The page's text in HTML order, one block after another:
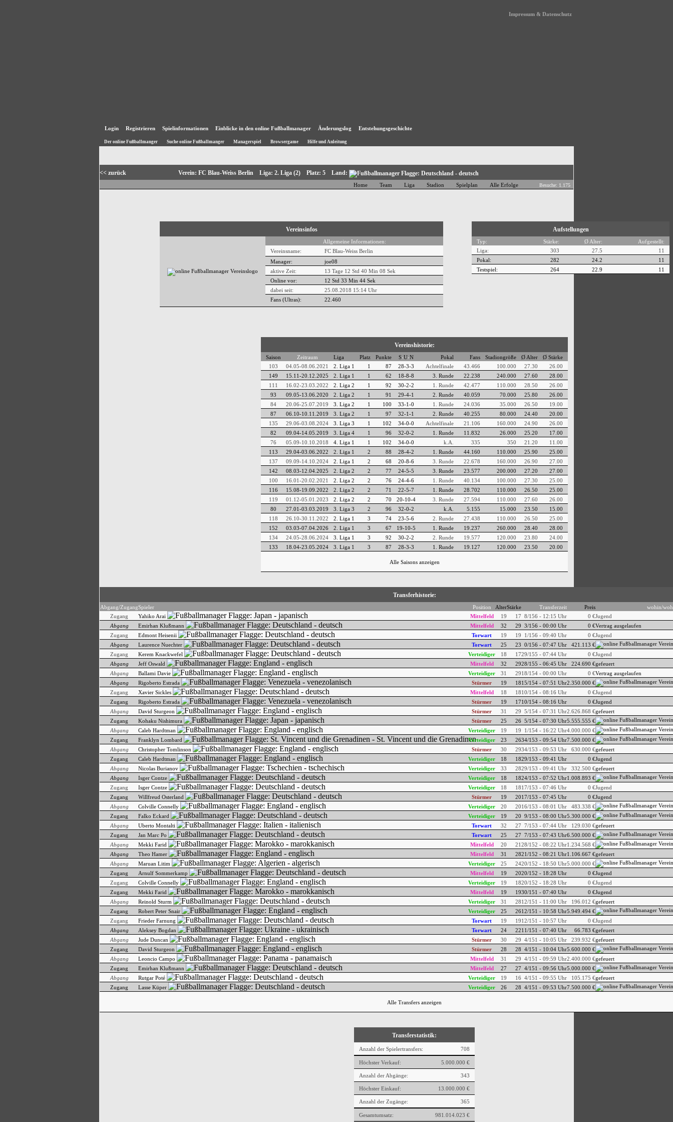
Impressum & Datenschutz
Login Registrieren Spielinformationen Einblicke in den online Fußballmanager Änderungslog Entstehungsgeschichte
Der online Fußballmanger Suche online Fußballmanger Managerspiel Browsergame Hilfe und Anleitung
<< zurück Verein: FC Blau-Weiss Berlin Liga: 2. Liga (2) Platz: 5 Land:
Home Team Liga Stadion Spielplan Alle Erfolge Besuche: 1.175
Vereinsinfos
Allgemeine Informationen:
Vereinsname:
FC Blau-Weiss Berlin
Manager:
joe08
aktive Zeit:
13 Tage 12 Std 40 Min 08 Sek
Online vor:
12 Std 33 Min 45 Sek
dabei seit:
25.08.2018 15:14 Uhr
Fans (Ultras):
22.460
Aufstellungen
Typ: Stärke: Ø Alter:
Aufgestellt:
Liga:
303 27.5
11
Pokal:
282 24.2
11
Testspiel:
264 22.9 11
Vereinshistorie:
Saison Zeitraum Liga Platz Punkte S-U-N Pokal Fans Stadiongröße Ø Alter
Ø Stärke
103
04.05-08.06.2021 2. Liga 1 1 87 28-3-3 Achtelfinale 43.466 100.000 27.30
26.00
149
15.11-20.12.2025 2. Liga 1 1 62 18-8-8 3. Runde 22.238 240.000 27.60
28.00
111
16.02-23.03.2022 2. Liga 2 1 92 30-2-2 1. Runde 42.477 110.000 28.50
26.00
93
09.05-13.06.2020 2. Liga 2 1 91 29-4-1 2. Runde 40.059 70.000 25.80
26.00
84
20.06-25.07.2019 3. Liga 2 1 100 33-1-0 1. Runde 24.036 35.000 26.50
19.00
87
06.10-10.11.2019 3. Liga 2 1 97 32-1-1 2. Runde 40.255 80.000 24.40
20.00
135
29.06-03.08.2024 3. Liga 3 1 102 34-0-0 Achtelfinale 21.106 160.000 24.90
26.00
82
09.04-14.05.2019 3. Liga 4 1 96 32-0-2 1. Runde 11.832 26.000 25.20
17.00
76
05.09-10.10.2018 4. Liga 1 1 102 34-0-0 k.A. 335 350 21.20
11.00
113
29.04-03.06.2022 2. Liga 1 2 88 28-4-2 1. Runde 44.160 110.000 25.90
25.00
137
09.09-14.10.2024 2. Liga 1 2 68 20-8-6 3. Runde 22.678 160.000 26.90
27.00
142
08.03-12.04.2025 2. Liga 2 2 77 24-5-5 3. Runde 23.577 200.000 27.20
27.00
100
16.01-20.02.2021 2. Liga 2 2 76 24-4-6 1. Runde 40.134 100.000 27.30
25.00
116
15.08-19.09.2022 2. Liga 2 2 71 22-5-7 1. Runde 28.702 110.000 26.50
25.00
119
01.12-05.01.2023 2. Liga 2 2 70 20-10-4 3. Runde 27.594 110.000 27.60
26.00
80
27.01-03.03.2019 3. Liga 3 2 96 32-0-2 k.A. 5.155 15.000 23.50
15.00
118
26.10-30.11.2022 2. Liga 1 3 74 23-5-6 2. Runde 27.438 110.000 26.50
25.00
152
03.03-07.04.2026 2. Liga 1 3 67 19-10-5 1. Runde 19.237 260.000 28.40
28.00
134
24.05-28.06.2024 3. Liga 1 3 92 30-2-2 2. Runde 19.577 120.000 23.80
24.00
133
18.04-23.05.2024 3. Liga 1 3 87 28-3-3 1. Runde 19.127 120.000 23.50 20.00
Alle Saisons anzeigen
Transferhistorie:
Abgang/ZugangSpieler Position AlterStärke Transferzeit Preis
wohin/
Zugang
Yahiko Arai Mittelfeld 19 17 8/156 - 12:15 Uhr 0 €Jugend
Abgang
Emirhan Klußmann Mittelfeld 32 29 3/156 - 00:00 Uhr 0 €Vertrag ausgelaufen
Zugang
Edmont Heisenii Torwart 19 19 1/156 - 09:40 Uhr 0 €Jugend
Abgang
Laurence Nuechter Torwart 25 23 0/156 - 07:47 Uhr
421.113 €
Zugang
Kerem Knackwefel Verteidiger 18 1729/155 - 07:44 Uhr 0 €Jugend
Abgang
Jeff Oswald Mittelfeld 32 2928/155 - 06:45 Uhr 224.690 €gefeuert
Abgang
Ballami Davie Verteidiger 31 2918/154 - 00:00 Uhr 0 €Vertrag ausgelaufen
Abgang
Rigoberto Estrada Stürmer 19 1815/154 - 07:51 Uhr2.350.000 €
Zugang
Xavier Sickles Mittelfeld 18 1810/154 - 08:16 Uhr 0 €Jugend
Zugang
Rigoberto Estrada Stürmer 19 1710/154 - 08:16 Uhr 0 €Jugend
Abgang
David Sturgeon Stürmer 31 29 5/154 - 07:31 Uhr2.626.868 €gefeuert
Zugang
Kohaku Nishimura Stürmer 25 26 5/154 - 07:30 Uhr5.555.555 €
Abgang
Caleb Hardtman Verteidiger 19 19 1/154 - 16:22 Uhr4.000.000 €
Zugang
Franklyn Lombard Verteidiger 23 2634/153 - 09:54 Uhr7.500.000 €
Abgang
Christopher Tomlinson Stürmer 30 2934/153 - 09:53 Uhr 630.000 €gefeuert
Zugang
Caleb Hardtman Verteidiger 18 1829/153 - 09:41 Uhr 0 €Jugend
Abgang
Nicolas Burianov Verteidiger 33 2829/153 - 09:41 Uhr 332.500 €gefeuert
Abgang
Isger Contze Verteidiger 18 1824/153 - 07:52 Uhr1.008.893 €
Zugang
Isger Contze Verteidiger 18 1817/153 - 07:46 Uhr 0 €Jugend
Zugang
Willfreud Osterland Stürmer 19 2017/153 - 07:45 Uhr 0 €Jugend
Abgang
Colville Connelly Verteidiger 20 2016/153 - 08:01 Uhr
483.338 €
Zugang
Falko Eckard Verteidiger 19 20 9/153 - 08:00 Uhr5.300.000 €
Abgang
Uberto Montalti Torwart 32 27 7/153 - 07:44 Uhr 129.030 €gefeuert
Zugang
Jan Marc Po Torwart 25 27 7/153 - 07:43 Uhr6.500.000 €
Abgang
Mekki Farid Mittelfeld 20 2128/152 - 08:22 Uhr1.234.568 €
Abgang
Theo Hamer Mittelfeld 31 2821/152 - 08:21 Uhr1.106.667 €gefeuert
Abgang
Maruan Litim Verteidiger 25 2420/152 - 18:50 Uhr5.000.000 €
Zugang
Arnulf Sommerkamp Mittelfeld 19 2020/152 - 18:28 Uhr 0 €Jugend
Zugang
Colville Connelly Verteidiger 19 1820/152 - 18:28 Uhr 0 €Jugend
Zugang
Mekki Farid Mittelfeld 19 1930/151 - 07:40 Uhr 0 €Jugend
Abgang
Reinold Sturm Verteidiger 31 2812/151 - 11:00 Uhr 196.012 €gefeuert
Zugang
Robert Peter Snair Verteidiger 25 2612/151 - 10:58 Uhr5.949.494 €
Zugang
Frieder Farnung Torwart 19 1912/151 - 10:57 Uhr 0 €Jugend
Abgang
Aleksey Bogdan Torwart 24 2211/151 - 07:40 Uhr 66.783 €gefeuert
Abgang
Jude Duncan Stürmer 30 29 4/151 - 10:05 Uhr 239.932 €gefeuert
Zugang
David Sturgeon Stürmer 28 28 4/151 - 10:04 Uhr5.600.000 €
Abgang
Leoncio Campo Mittelfeld 31 29 4/151 - 09:59 Uhr2.400.000 €gefeuert
Zugang
Emirhan Klußmann Mittelfeld 27 27 4/151 - 09:56 Uhr5.000.000 €
Abgang
Rutgar Poté Verteidiger 19 16 4/151 - 09:55 Uhr 105.175 €gefeuert
Zugang
Lasse Küper Verteidiger 26 28 4/151 - 09:53 Uhr7.500.000 €
Alle Transfers anzeigen
Transferstatistik:
Anzahl der Spielertransfers: 708
Höchster Verkauf: 5.000.000 €
Anzahl der Abgänge: 343
Höchster Einkauf: 13.000.000 €
Anzahl der Zugänge: 365
Gesamtumsatz: 981.014.023 €